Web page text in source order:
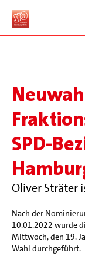
SPD-
Oliver Sträter
Nach der
10.01.2022 wurde
Mittwoch, den 19.
Wahl durchgeführt.